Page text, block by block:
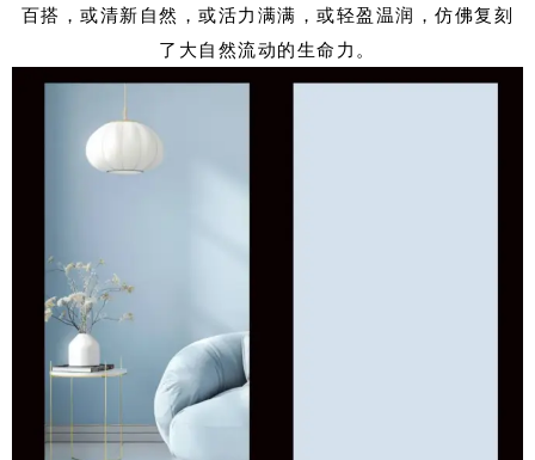
百搭，或清新自然，或活力满满，或轻盈温润，仿佛复刻
了大自然流动的生命力。